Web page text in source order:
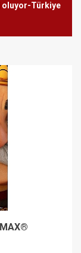
Türkiye
Ters
Vişne-
NR1
assolist
-Türkiye
değil, rekor